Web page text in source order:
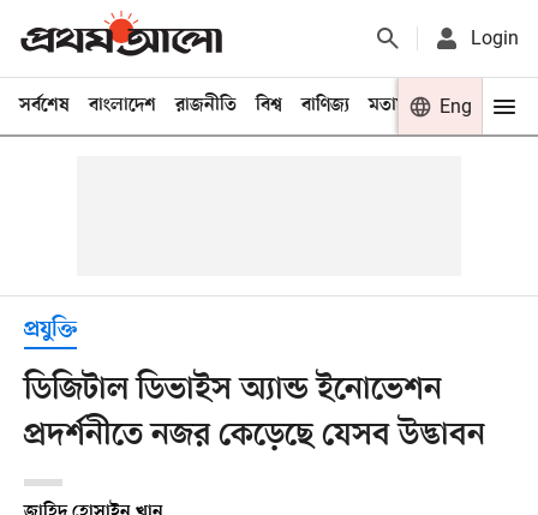
Login
সর্বশেষ বাংলাদেশ রাজনীতি বিশ্ব বাণিজ্য মতামত খেলা
Eng
প্রযুক্তি
ডিজিটাল ডিভাইস অ্যান্ড ইনোভেশন
প্রদর্শনীতে নজর কেড়েছে যেসব উদ্ভাবন